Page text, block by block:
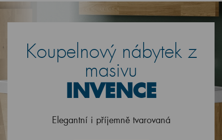
Koupelnový nábytek z
masivu
INVENCE
Elegantní i příjemně tvarovaná